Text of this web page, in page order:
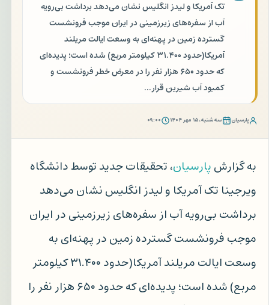
تک آمریکا و لیدز انگلیس نشان می‌دهد برداشت بی‌رویه
آب از سفره‌های زیرزمینی در ایران موجب فرونشست
گسترده زمین در پهنه‌ای به وسعت ایالت مریلند
آمریکا(حدود ۳۱.۴۰۰ کیلومتر مربع) شده است؛ پدیده‌ای
که حدود ۶۵۰ هزار نفر را در معرض خطر فرونشست و
کمبود آب شیرین قرار…
پارسیان سه‌شنبه، ۱۵ مهر ۱۴۰۴ ۰۹:۰۰
به گزارش پارسیان، تحقیقات جدید توسط دانشگاه
ویرجینا تک آمریکا و لیدز انگلیس نشان می‌دهد
برداشت بی‌رویه آب از سفره‌های زیرزمینی در ایران
موجب فرونشست گسترده زمین در پهنه‌ای به
وسعت ایالت مریلند آمریکا(حدود ۳۱.۴۰۰ کیلومتر
مربع) شده است؛ پدیده‌ای که حدود ۶۵۰ هزار نفر را